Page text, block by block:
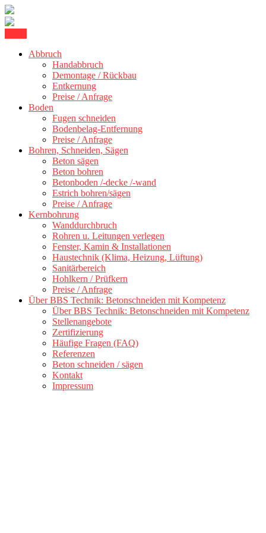
content
BBS Technik GmbH
Abbruch
Handabbruch
Demontage / Rückbau
Entkernung
Preise / Anfrage
Boden
Fugen schneiden
Bodenbelag-Entfernung
Preise / Anfrage
Bohren, Schneiden, Sägen
Beton sägen
Beton bohren
Betonboden /-decke /-wand
Estrich bohren/sägen
Preise / Anfrage
Kernbohrung
Wanddurchbruch
Rohren u. Leitungen verlegen
Fenster, Kamin & Installationen
Haustechnik (Klima, Heizung, Lüftung)
Sanitärbereich
Hohlkern / Prüfkern
Preise / Anfrage
Über BBS Technik: Betonschneiden mit Kompetenz
Über BBS Technik: Betonschneiden mit Kompetenz
Stellenangebote
Zertifizierung
Häufige Fragen (FAQ)
Referenzen
Beton schneiden / sägen
Kontakt
Impressum